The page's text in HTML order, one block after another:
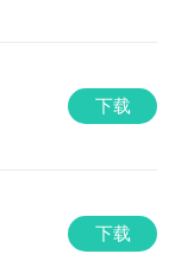
下载
下载